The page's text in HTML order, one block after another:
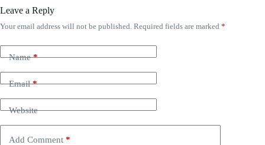
Leave a Reply
Your email address will not be published. Required fields are marked *
Name*
Email*
Website
Add Comment *